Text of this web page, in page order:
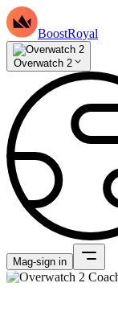
BoostRoyal
Overwatch 2
Mag-sign in